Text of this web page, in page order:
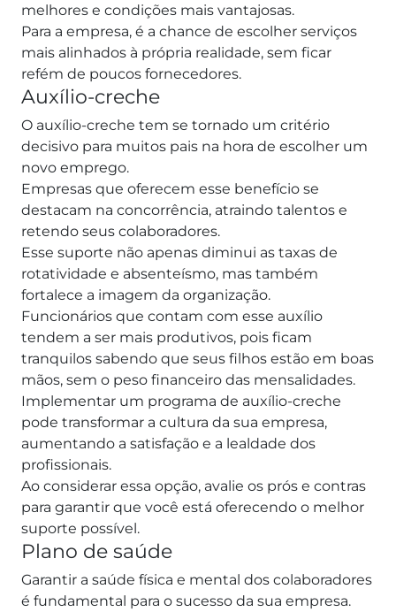
melhores e condições mais vantajosas.
Para a empresa, é a chance de escolher serviços
mais alinhados à própria realidade, sem ficar
refém de poucos fornecedores.
Auxílio-creche
O auxílio-creche tem se tornado um critério
decisivo para muitos pais na hora de escolher um
novo emprego.
Empresas que oferecem esse benefício se
destacam na concorrência, atraindo talentos e
retendo seus colaboradores.
Esse suporte não apenas diminui as taxas de
rotatividade e absenteísmo, mas também
fortalece a imagem da organização.
Funcionários que contam com esse auxílio
tendem a ser mais produtivos, pois ficam
tranquilos sabendo que seus filhos estão em boas
mãos, sem o peso financeiro das mensalidades.
Implementar um programa de auxílio-creche
pode transformar a cultura da sua empresa,
aumentando a satisfação e a lealdade dos
profissionais.
Ao considerar essa opção, avalie os prós e contras
para garantir que você está oferecendo o melhor
suporte possível.
Plano de saúde
Garantir a saúde física e mental dos colaboradores
é fundamental para o sucesso da sua empresa.